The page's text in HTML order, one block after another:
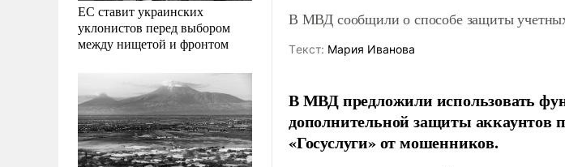
ЕС ставит украинских
уклонистов перед выбором
между нищетой и фронтом
В МВД сообщили о способе защиты
Tекст: Мария Иванова
В МВД предложили использовать
дополнительной защиты аккаунтов
«Госуслуги» от мошенников.